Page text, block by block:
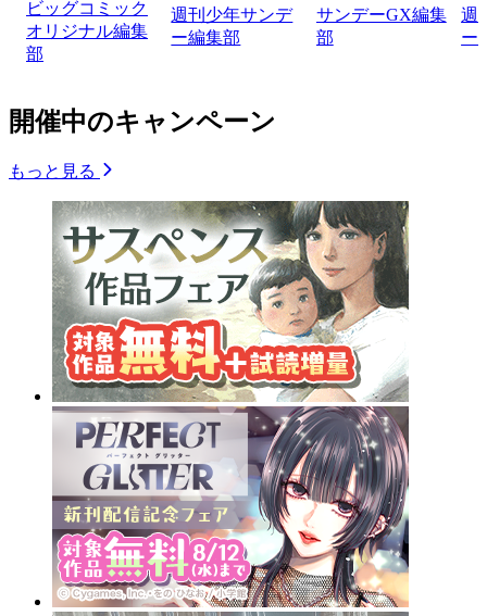
ビッグコミック
オリジナル編集
部
週刊少年サンデ
ー編集部
サンデーGX編集
部
週
ー
開催中のキャンペーン
もっと見る